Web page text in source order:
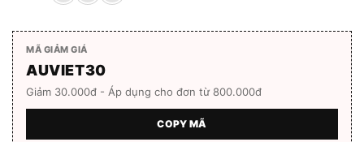
MÃ GIẢM GIÁ
AUVIET30
Giảm 30.000đ - Áp dụng cho đơn từ 800.000đ
COPY MÃ